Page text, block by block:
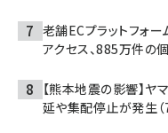
老舗ECプラットフォー
アクセス、885万件の
【熊本地震の影響】ヤ
延や集配停止が発生（